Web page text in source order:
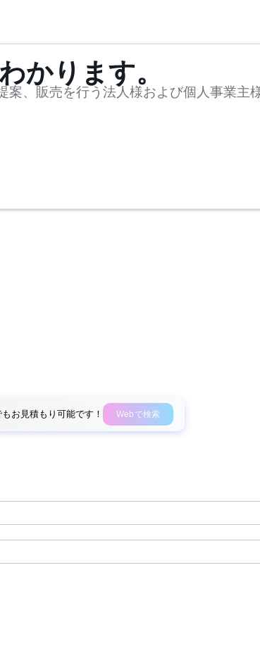
かります。
、販売を行う法人様および個人事業主
お見積もり可能です！ Webで検索